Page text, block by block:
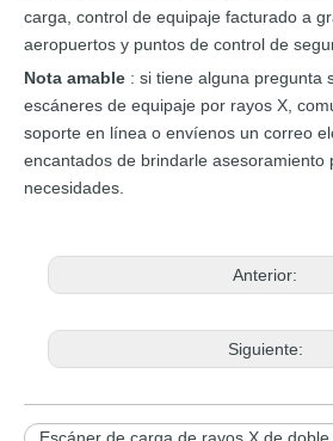
carga, control de equipaje facturado a
aeropuertos y puntos de control de
Nota amable : si tiene alguna pregunta
escáneres de equipaje por rayos X,
soporte en línea o envíenos un correo
encantados de brindarle asesoramiento
necesidades.
Anterior:
Siguiente:
Escáner de carga de rayos X de